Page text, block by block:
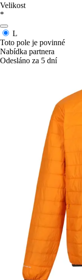
Velikost
*
L
Toto pole je povinné
Nabídka partnera
Odesláno za 5 dní